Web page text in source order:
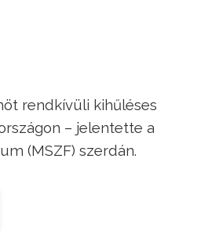
rendkívüli kihűléses
– jelentette a
(MSZF) szerdán.